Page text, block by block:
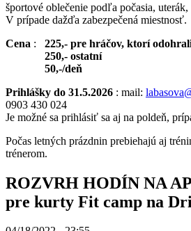
športové oblečenie podľa počasia, uterák,
V prípade dažďa zabezpečená miestnosť.
Cena : 225,- pre hráčov, ktorí
250,- ostatní
50,-/deň
Prihlášky do 31.5.2026 : mail:
0903 430 024
Je možné sa prihlásiť sa aj na poldeň,
Počas letných prázdnin prebiehajú aj
trénerom.
ROZVRH HODÍN NA
pre kurty Fit camp na